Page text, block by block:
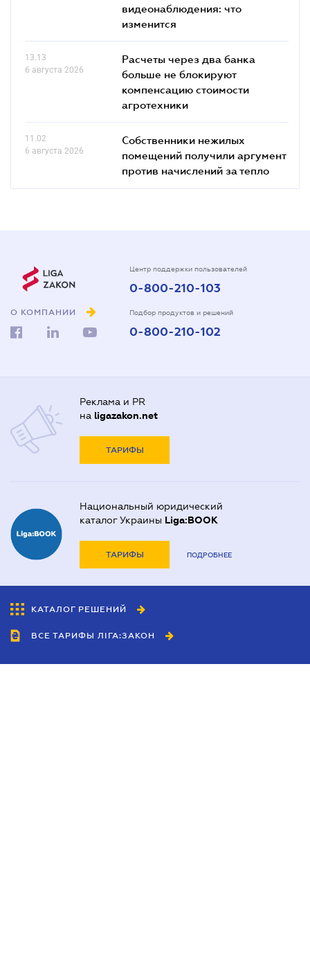
видеонаблюдения: что
изменится
13.13
6 августа 2026
Расчеты через два банка
больше не блокируют
компенсацию стоимости
агротехники
11.02
6 августа 2026
Собственники нежилых
помещений получили аргумент
против начислений за тепло
О КОМПАНИИ
Центр поддержки пользователей
0-800-210-103
Подбор продуктов и решений
0-800-210-102
Реклама и PR
на ligazakon.net
ТАРИФЫ
Национальный юридический
каталог Украины Liga:BOOK
ТАРИФЫ ПОДРОБНЕЕ
КАТАЛОГ РЕШЕНИЙ
ВСЕ ТАРИФЫ ЛІГА:ЗАКОН